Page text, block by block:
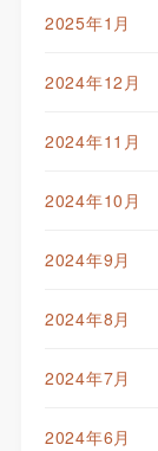
2025年1月
2024年12月
2024年11月
2024年10月
2024年9月
2024年8月
2024年7月
2024年6月